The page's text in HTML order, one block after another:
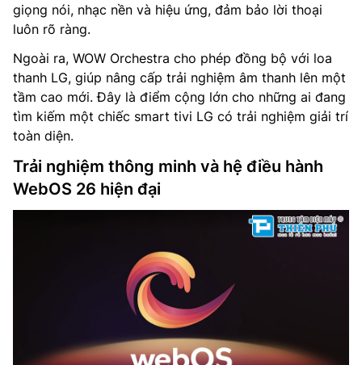
giọng nói, nhạc nền và hiệu ứng, đảm bảo lời thoại
luôn rõ ràng.
Ngoài ra, WOW Orchestra cho phép đồng bộ với loa
thanh LG, giúp nâng cấp trải nghiệm âm thanh lên một
tầm cao mới. Đây là điểm cộng lớn cho những ai đang
tìm kiếm một chiếc smart tivi LG có trải nghiệm giải trí
toàn diện.
Trải nghiệm thông minh và hệ điều hành
WebOS 26 hiện đại